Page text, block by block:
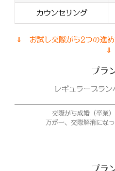
カウンセリング
⇓ お試し交際から2つの進
⇓
プラ
レギュラープラン
交際から成婚（卒業
万が一、交際解消にな
プラ